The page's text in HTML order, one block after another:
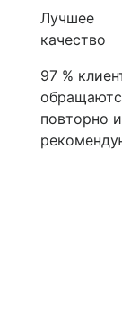
Лучшее
качество
97 %
повторно и